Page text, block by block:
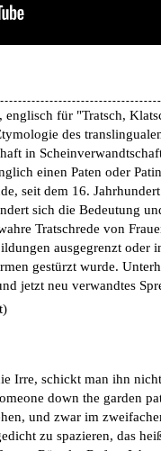
englisch für "Tratsch,
des
in
einen Paten oder
seit dem 16.
sich die Bedeutung
Tratschrede von
ausgegrenzt oder
gestürzt wurde.
jetzt neu verwandtes
Irre, schickt man ihn
down the garden
und zwar im
zu spazieren, das